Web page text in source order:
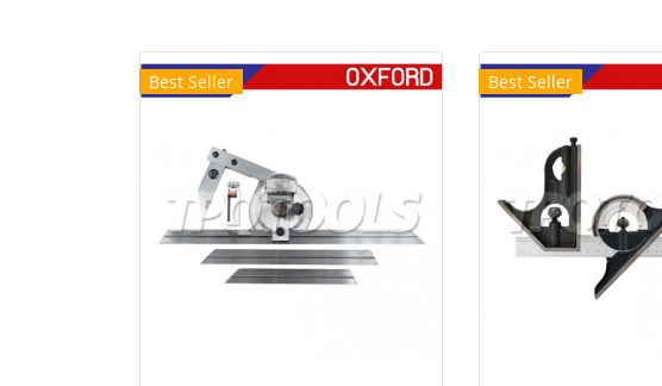
Best Seller Best Seller